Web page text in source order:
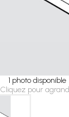
1 photo disponible
Cliquez pour